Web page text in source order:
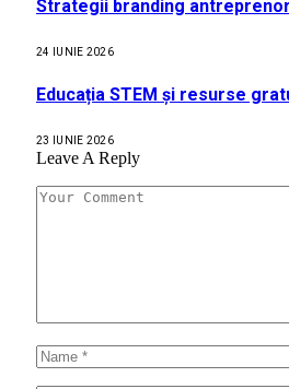
Strategii branding
24 IUNIE 2026
Educația STEM și resurse
23 IUNIE 2026
Leave A Reply